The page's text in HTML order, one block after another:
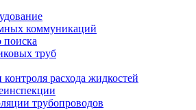
коммуникаций
поиска
труб
расхода жидкостей
трубопроводов